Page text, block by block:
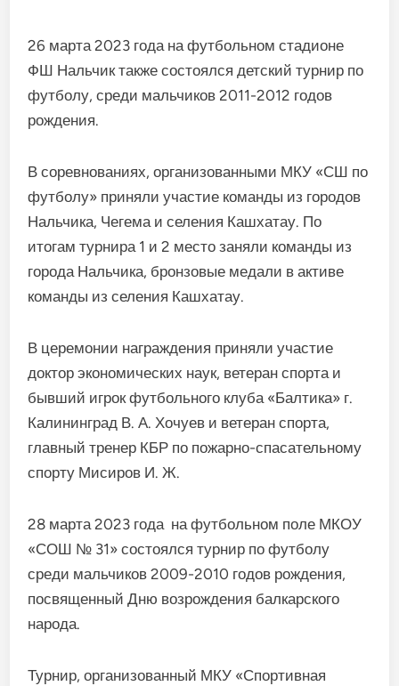
26 марта 2023 года на футбольном стадионе
ФШ Нальчик также состоялся детский турнир по
футболу, среди мальчиков 2011-2012 годов
рождения.
В соревнованиях, организованными МКУ «СШ по
футболу» приняли участие команды из городов
Нальчика, Чегема и селения Кашхатау. По
итогам турнира 1 и 2 место заняли команды из
города Нальчика, бронзовые медали в активе
команды из селения Кашхатау.
В церемонии награждения приняли участие
доктор экономических наук, ветеран спорта и
бывший игрок футбольного клуба «Балтика» г.
Калининград В. А. Хочуев и ветеран спорта,
главный тренер КБР по пожарно-спасательному
спорту Мисиров И. Ж.
28 марта 2023 года на футбольном поле МКОУ
«СОШ № 31» состоялся турнир по футболу
среди мальчиков 2009-2010 годов рождения,
посвященный Дню возрождения балкарского
народа.
Турнир, организованный МКУ «Спортивная